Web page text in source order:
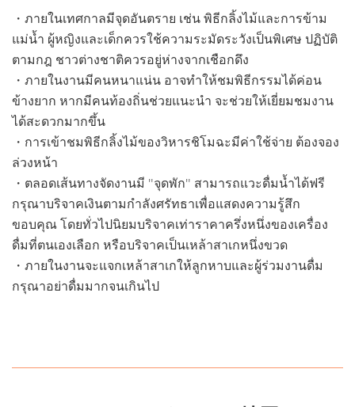
・ภายในเทศกาลมีจุดอันตราย เช่น พิธีกลิ้งไม้และการข้าม
แม่น้ำ ผู้หญิงและเด็กควรใช้ความระมัดระวังเป็นพิเศษ ปฏิบัติ
ตามกฎ ชาวต่างชาติควรอยู่ห่างจากเชือกดึง
・ภายในงานมีคนหนาแน่น อาจทำให้ชมพิธีกรรมได้ค่อน
ข้างยาก หากมีคนท้องถิ่นช่วยแนะนำ จะช่วยให้เยี่ยมชมงาน
ได้สะดวกมากขึ้น
・การเข้าชมพิธีกลิ้งไม้ของวิหารชิโมฉะมีค่าใช้จ่าย ต้องจอง
ล่วงหน้า
・ตลอดเส้นทางจัดงานมี "จุดพัก" สามารถแวะดื่มน้ำได้ฟรี
กรุณาบริจาคเงินตามกำลังศรัทธาเพื่อแสดงความรู้สึก
ขอบคุณ โดยทั่วไปนิยมบริจาคเท่าราคาครึ่งหนึ่งของเครื่อง
ดื่มที่ตนเองเลือก หรือบริจาคเป็นเหล้าสาเกหนึ่งขวด
・ภายในงานจะแจกเหล้าสาเกให้ลูกหาบและผู้ร่วมงานดื่ม
กรุณาอย่าดื่มมากจนเกินไป